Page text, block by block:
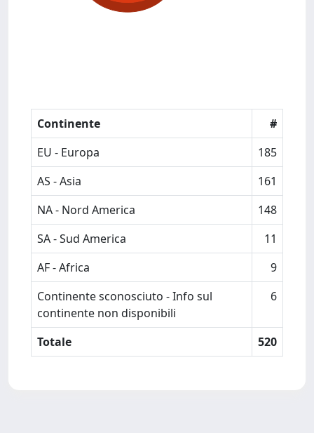
Continente
#
EU - Europa
185
AS - Asia
161
NA - Nord America
148
SA - Sud America
11
AF - Africa
9
Continente sconosciuto - Info sul
continente non disponibili
6
Totale 520